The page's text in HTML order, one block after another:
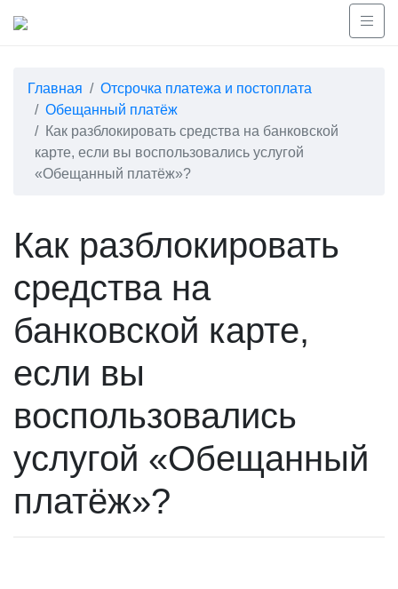
Главная
Отсрочка платежа и постоплата
Обещанный платёж
Как разблокировать средства на банковской
карте, если вы воспользовались услугой
«Обещанный платёж»?
Как разблокировать
средства на
банковской карте,
если вы
воспользовались
услугой «Обещанный
платёж»?